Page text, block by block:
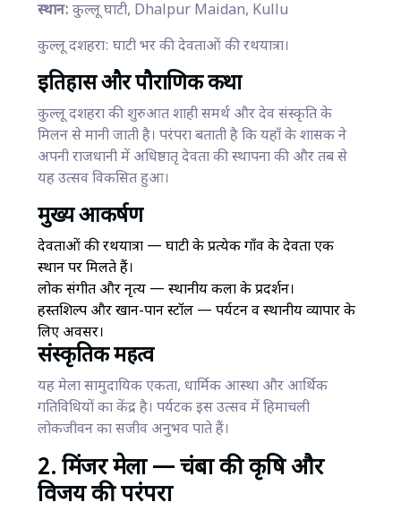
स्थान: कुल्लू घाटी, Dhalpur Maidan, Kullu
कुल्लू दशहरा: घाटी भर की देवताओं की रथयात्रा।
इतिहास और पौराणिक कथा
कुल्लू दशहरा की शुरुआत शाही समर्थ और देव संस्कृति के
मिलन से मानी जाती है। परंपरा बताती है कि यहाँ के शासक ने
अपनी राजधानी में अधिष्ठातृ देवता की स्थापना की और तब से
यह उत्सव विकसित हुआ।
मुख्य आकर्षण
देवताओं की रथयात्रा — घाटी के प्रत्येक गाँव के देवता एक
स्थान पर मिलते हैं।
लोक संगीत और नृत्य — स्थानीय कला के प्रदर्शन।
हस्तशिल्प और खान-पान स्टॉल — पर्यटन व स्थानीय व्यापार के
लिए अवसर।
संस्कृतिक महत्व
यह मेला सामुदायिक एकता, धार्मिक आस्था और आर्थिक
गतिविधियों का केंद्र है। पर्यटक इस उत्सव में हिमाचली
लोकजीवन का सजीव अनुभव पाते हैं।
2. मिंजर मेला — चंबा की कृषि और
विजय की परंपरा